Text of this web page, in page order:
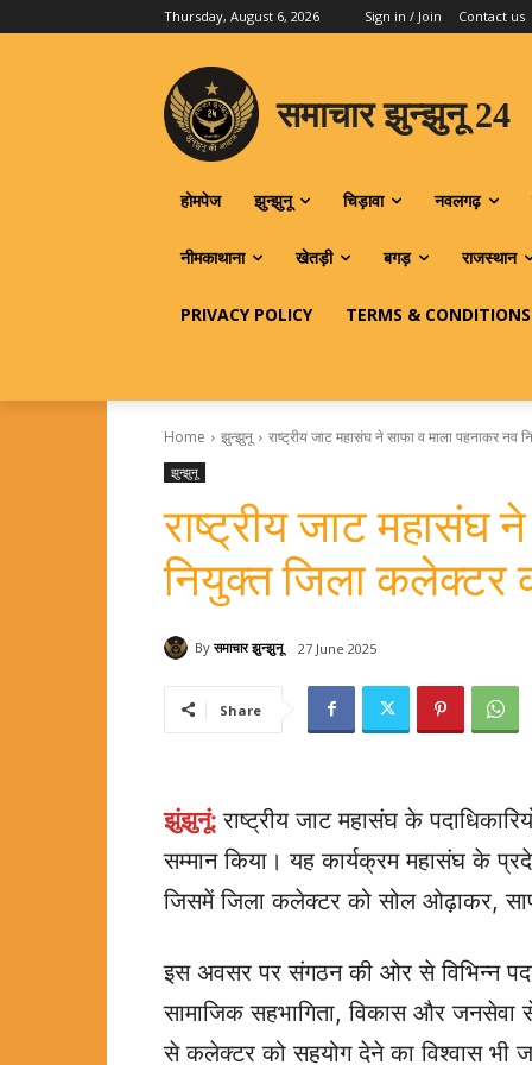
Thursday, August 6, 2026 Sign in / Join Contact us
समाचार झुन्झुनू 24
होमपेज झुन्झुनू चिड़ावा नवलगढ़
नीमकाथाना खेतड़ी बगड़ राजस्थान
PRIVACY POLICY TERMS & CONDITIONS
Home झुन्झुनू राष्ट्रीय जाट महासंघ ने साफा व माला पहनाकर नव
झुन्झुनू
राष्ट्रीय जाट महासंघ
नियुक्त जिला कलेक्टर
By समाचार झुन्झुनू 27 June 2025
Share
झुंझुनूं:राष्ट्रीय जाट महासंघ के
सम्मान किया। यह कार्यक्रम महासंघ के
जिसमें जिला कलेक्टर को सोल ओढ़ाकर,
इस अवसर पर संगठन की ओर से विभिन्न
सामाजिक सहभागिता, विकास और जनसेवा
से कलेक्टर को सहयोग देने का विश्वास भी